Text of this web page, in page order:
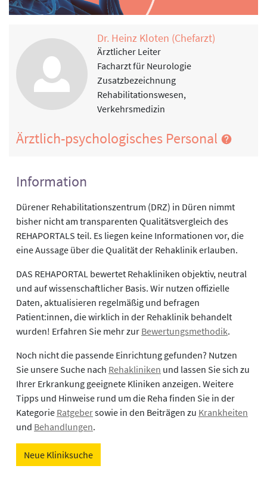
Dr. Heinz Kloten (Chefarzt)
Ärztlicher Leiter
Facharzt für Neurologie
Zusatzbezeichnung
Rehabilitationswesen,
Verkehrsmedizin
Ärztlich-psychologisches Personal
Information
Dürener Rehabilitationszentrum (DRZ) in Düren nimmt
bisher nicht am transparenten Qualitätsvergleich des
REHAPORTALS teil. Es liegen keine Informationen vor, die
eine Aussage über die Qualität der Rehaklinik erlauben.
DAS REHAPORTAL bewertet Rehakliniken objektiv, neutral
und auf wissenschaftlicher Basis. Wir nutzen offizielle
Daten, aktualisieren regelmäßig und befragen
Patient:innen, die wirklich in der Rehaklinik behandelt
wurden! Erfahren Sie mehr zur Bewertungsmethodik.
Noch nicht die passende Einrichtung gefunden? Nutzen
Sie unsere Suche nach Rehakliniken und lassen Sie sich zu
Ihrer Erkrankung geeignete Kliniken anzeigen. Weitere
Tipps und Hinweise rund um die Reha finden Sie in der
Kategorie Ratgebersowie in den Beiträgen zu Krankheiten
und Behandlungen.
Neue Kliniksuche